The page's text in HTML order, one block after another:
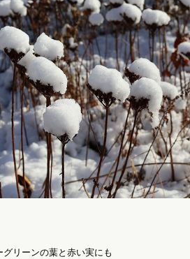
グリーンの葉と赤い実にも